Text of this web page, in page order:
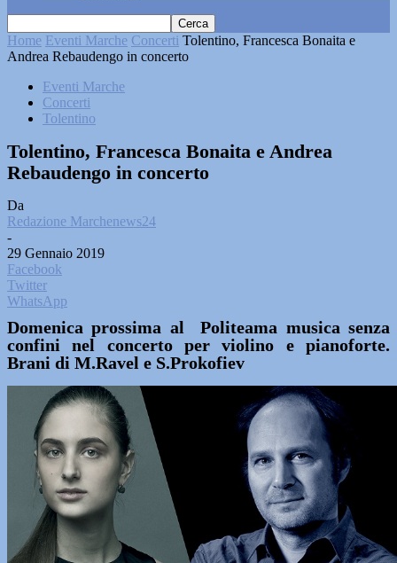
Home Eventi Marche Concerti Tolentino, Francesca Bonaita e
Andrea Rebaudengo in concerto
Eventi Marche
Concerti
Tolentino
Tolentino, Francesca Bonaita e Andrea
Rebaudengo in concerto
Da
Redazione Marchenews24
-
29 Gennaio 2019
Facebook
Twitter
WhatsApp
Domenica prossima al Politeama musica senza
confini nel concerto per violino e pianoforte.
Brani di M.Ravel e S.Prokofiev